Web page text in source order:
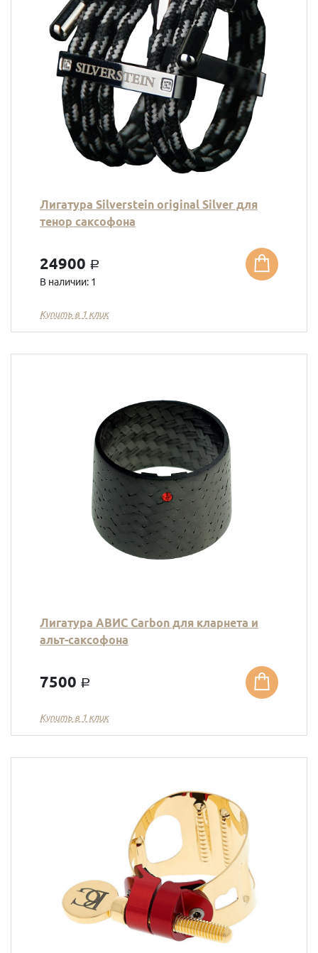
Лигатура Silverstein original Silver для
тенор саксофона
24900 a
В наличии: 1
Купить в 1 клик
Лигатура АВИС Carbon для кларнета и
альт-саксофона
7500 a
Купить в 1 клик